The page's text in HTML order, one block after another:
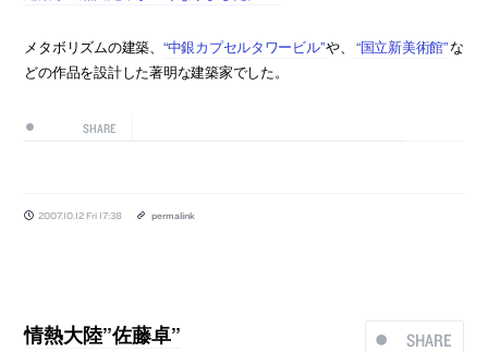
メタボリズムの建築、 “中銀カプセルタワービル”や、 “国立新美術館”な
どの作品を設計した著明な建築家でした。
SHARE
2007.10.12 Fri 17:38 permalink
SHARE
情熱大陸”佐藤卓”